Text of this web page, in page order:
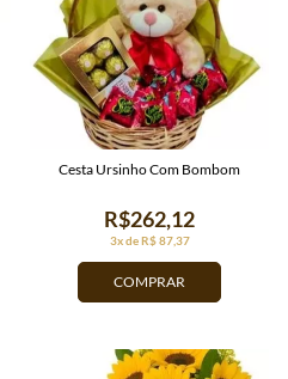
COMPRAR
3x de R$ 87,37
R$262,12
Cesta Ursinho Com Bombom